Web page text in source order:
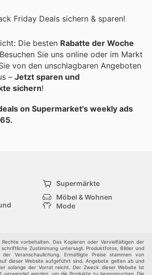
Friday Deals sichern & sparen!
Die besten Rabatte der Woche
Sie uns online oder im Markt
von den unschlagbaren Angeboten
– Jetzt sparen und
sichern!
on Supermarket's weekly ads
Supermärkte
Möbel & Wohnen
Mode
Andere
vorbehalten. Das Kopieren oder Vervielfältigen der
Zustimmung untersagt. Produktfotos, Bilder und
Veranschaulichung. Ermäßigte Preise stammen von
dieser Website aufgeführt sind. Angebote gelten ab und
solange der Vorrat reicht. Der Zweck dieser Website ist
verwendet werden, um die Produkte zu beanspruchen. Die